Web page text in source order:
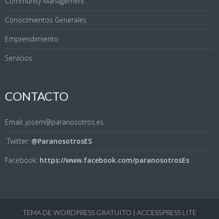
Conocimientos Generales
Emprendimiento
Servicios
CONTACTO
Email: josem@paranosotros.es
Twitter: @ParanosotrosES
Facebook: https://www.facebook.com/paranosotrosEs
TEMA DE WORDPRESS GRATUITO | ACCESSPRESS LITE